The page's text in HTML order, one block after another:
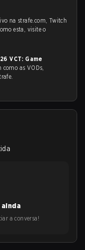
na strafe.com, Twitch
esta, visite o
VCT: Game
como as VODs,
ainda
a conversa!